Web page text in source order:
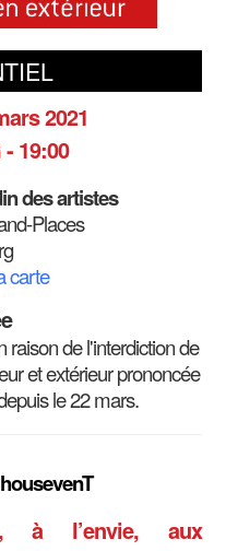
2021
19:00
des artistes
Places
carte
de l'interdiction de
et extérieur prononcée
le 22 mars.
à l’envie, aux